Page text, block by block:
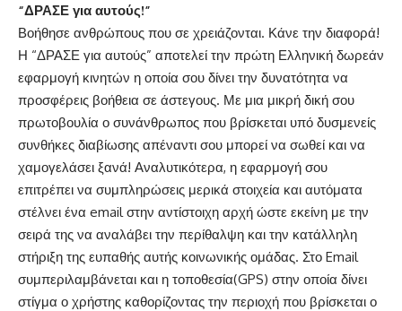
“ΔΡΑΣΕ για αυτούς!”
Βοήθησε ανθρώπους που σε χρειάζονται. Κάνε την διαφορά!
Η “ΔΡΑΣΕ για αυτούς” αποτελεί την πρώτη Ελληνική δωρεάν
εφαρμογή κινητών η οποία σου δίνει την δυνατότητα να
προσφέρεις βοήθεια σε άστεγους. Με μια μικρή δική σου
πρωτοβουλία ο συνάνθρωπος που βρίσκεται υπό δυσμενείς
συνθήκες διαβίωσης απέναντι σου μπορεί να σωθεί και να
χαμογελάσει ξανά! Αναλυτικότερα, η εφαρμογή σου
επιτρέπει να συμπληρώσεις μερικά στοιχεία και αυτόματα
στέλνει ένα email στην αντίστοιχη αρχή ώστε εκείνη με την
σειρά της να αναλάβει την περίθαλψη και την κατάλληλη
στήριξη της ευπαθής αυτής κοινωνικής ομάδας. Στο Email
συμπεριλαμβάνεται και η τοποθεσία(GPS) στην οποία δίνει
στίγμα ο χρήστης καθορίζοντας την περιοχή που βρίσκεται ο